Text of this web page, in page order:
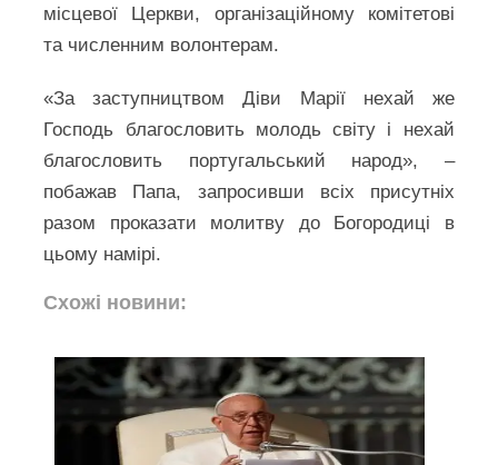
місцевої Церкви, організаційному комітетові
та численним волонтерам.
«За заступництвом Діви Марії нехай же
Господь благословить молодь світу і нехай
благословить португальський народ», –
побажав Папа, запросивши всіх присутніх
разом проказати молитву до Богородиці в
цьому намірі.
Схожі новини: